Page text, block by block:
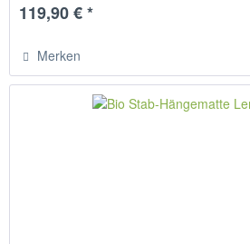
119,90 € *
Merken